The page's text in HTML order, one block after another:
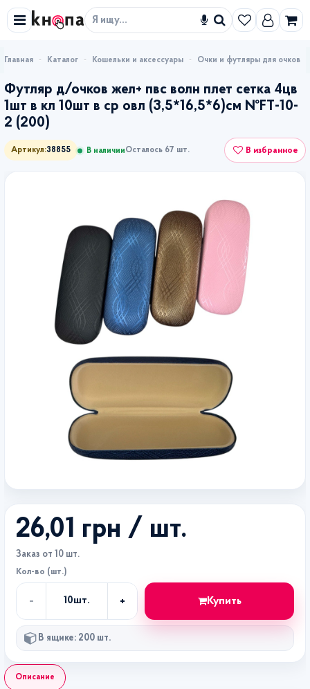
Искать
Каталог Кошельки и аксессуары Очки и футляры для очков
Футляр д/очков жел+ пвс волн плет сетка 4цв
1шт в кл 10шт в ср овл (3,5*16,5*6)см №FT-10-
2 (200)
Артикул:38855 В наличииОсталось 67 шт. В избранное
Описание
26,01 грн / шт.
Заказ от 10 шт.
Кол-во (шт.)
-
во
10шт. + Купить
В ящике: 200 шт.